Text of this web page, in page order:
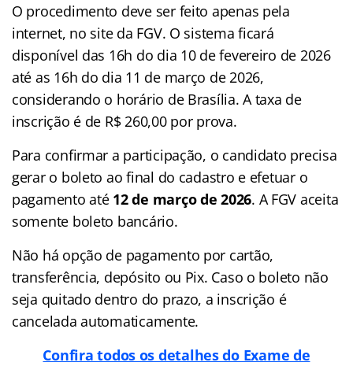
O procedimento deve ser feito apenas pela
internet, no site da FGV. O sistema ficará
disponível das 16h do dia 10 de fevereiro de 2026
até as 16h do dia 11 de março de 2026,
considerando o horário de Brasília. A taxa de
inscrição é de R$ 260,00 por prova.
Para confirmar a participação, o candidato precisa
gerar o boleto ao final do cadastro e efetuar o
pagamento até 12 de março de 2026. A FGV aceita
somente boleto bancário.
Não há opção de pagamento por cartão,
transferência, depósito ou Pix. Caso o boleto não
seja quitado dentro do prazo, a inscrição é
cancelada automaticamente.
Confira todos os detalhes do Exame de